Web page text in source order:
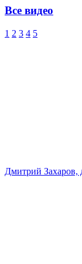
Все видео
1 2 3 4 5
Дмитрий Захаров,